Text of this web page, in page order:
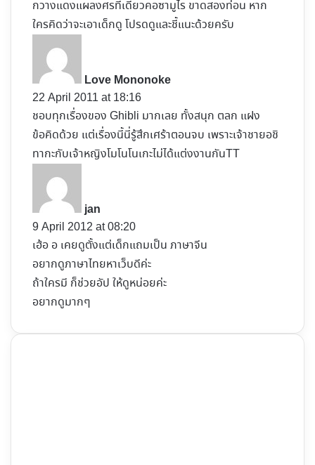
กวางแดงแผลงศรที่เดียวคอซามูไร ขาดสองท่อน หาก
ใครคิดว่าจะเอาเด็กดู โปรดดูและชี้แนะด้วยครับ
Love Mononoke
:
22 April 2011 at 18:16
ชอบทุกเรื่องของ Ghibli มากเลย ทั้งสนุก ตลก แฝง
ข้อคิดด้วย แต่เรื่องนี้นี่รู้สึกเศร้าตอนจบ เพราะเจ้าชายอชิ
ทากะกับเจ้าหญิงโมโนโนเกะไม่ได้แต่งงานกันTT
jan
s
:
9 April 2012 at 08:20
เฮ้อ อ เคยดูตั้งแต่เด็กแถมเป็น ภาษาจีน
อยากดูภาษาไทยหาเว็บดีค่ะ
ถ้าใครมี ก็ช่วยอัป ให้ดูหน่อยค่ะ
อยากดูมากๆ